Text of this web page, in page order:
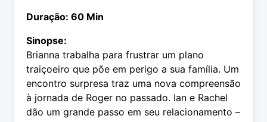
Duração: 60 Min
Sinopse:
Brianna trabalha para frustrar um plano
traiçoeiro que põe em perigo a sua família. Um
encontro surpresa traz uma nova compreensão
à jornada de Roger no passado. Ian e Rachel
dão um grande passo em seu relacionamento –